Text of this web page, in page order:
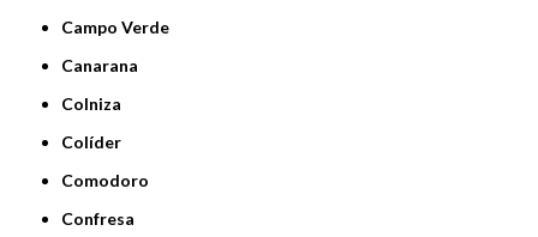
Campo Verde
Canarana
Colniza
Colíder
Comodoro
Confresa